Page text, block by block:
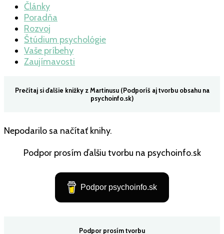
Články
Poradňa
Rozvoj
Štúdium psychológie
Vaše príbehy
Zaujímavosti
Prečítaj si ďalšie knižky z Martinusu (Podporíš aj tvorbu obsahu na
psychoinfo.sk)
Nepodarilo sa načítať knihy.
Podpor prosím ďalšiu tvorbu na psychoinfo.sk
Podpor psychoinfo.sk
Podpor prosím tvorbu